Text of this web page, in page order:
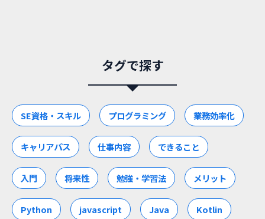
タグで探す
SE資格・スキル プログラミング 業務効率化
キャリアパス 仕事内容 できること
入門 将来性 勉強・学習法 メリット
Python javascript Java Kotlin